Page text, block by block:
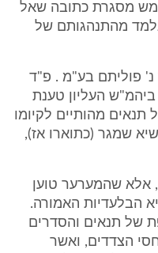
מסגרת כתובה שאל
מהתנהגותם של
רייכר נ' פוליתם בע"מ . פ"ד
120-121, דחה ביהמ"ש העליון טענת
מהותיים לקיומו
שמגר (כתוארו אז),
אלא שהמערער טוען
הבלעדיות האמורה.
של תנאים והסדרים
הצדדים, ואשר